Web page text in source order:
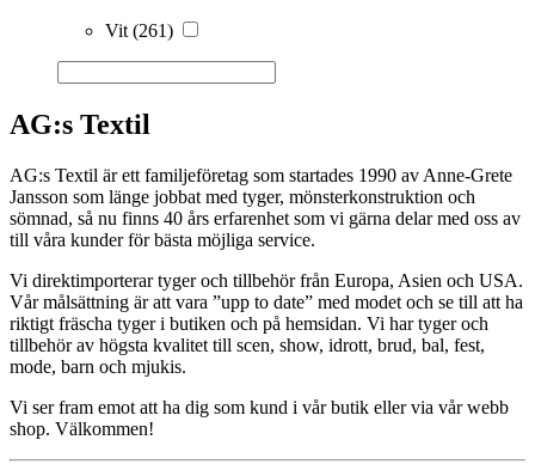
Vit (261)
AG:s Textil
AG:s Textil är ett familjeföretag som startades 1990 av Anne-Grete
Jansson som länge jobbat med tyger, mönsterkonstruktion och
sömnad, så nu finns 40 års erfarenhet som vi gärna delar med oss av
till våra kunder för bästa möjliga service.
Vi direktimporterar tyger och tillbehör från Europa, Asien och USA.
Vår målsättning är att vara ”upp to date” med modet och se till att ha
riktigt fräscha tyger i butiken och på hemsidan. Vi har tyger och
tillbehör av högsta kvalitet till scen, show, idrott, brud, bal, fest,
mode, barn och mjukis.
Vi ser fram emot att ha dig som kund i vår butik eller via vår webb
shop. Välkommen!